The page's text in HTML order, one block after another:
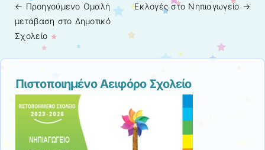
Πλοήγηση άρθρων
← Προηγούμενo Ομαλή
μετάβαση στο Δημοτικό
Σχολείο
Εκλογές στο Νηπιαγωγείο →
Πιστοποιημένο Αειφόρο Σχολείο